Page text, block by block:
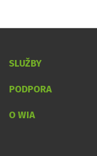
SLUŽBY
PODPORA
O WIA